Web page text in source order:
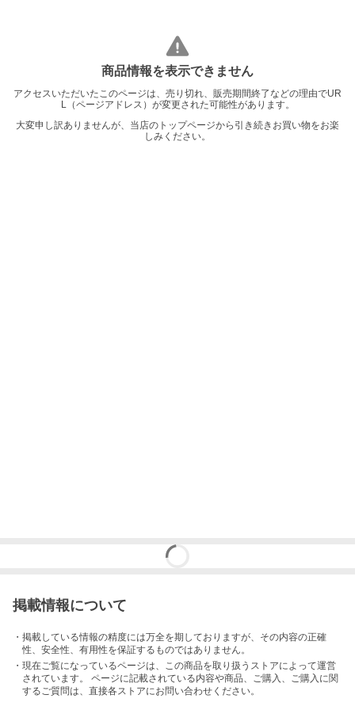
商品情報を表示できません
アクセスいただいたこのページは、売り切れ、販売期間終了などの理由でUR
L（ページアドレス）が変更された可能性があります。
大変申し訳ありませんが、当店のトップページから引き続きお買い物をお楽
しみください。
掲載情報について
・掲載している情報の精度には万全を期しておりますが、その内容の正確
性、安全性、有用性を保証するものではありません。
・現在ご覧になっているページは、この商品を取り扱うストアによって運営
されています。 ページに記載されている内容や商品、ご購入 、ご購入に関
するご質問は、直接各ストアにお問い合わせください。